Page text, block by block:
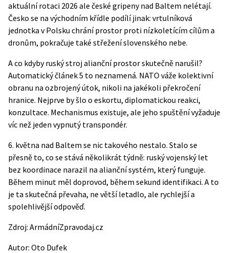
aktuální rotaci 2026 ale české gripeny nad Baltem nelétají.
Česko se na východním křídle podílí jinak: vrtulníková
jednotka v Polsku chrání prostor proti nízkoletícím cílům a
dronům, pokračuje také střežení slovenského nebe.
A co kdyby ruský stroj alianční prostor skutečně narušil?
Automatický článek 5 to neznamená. NATO váže kolektivní
obranu na ozbrojený útok, nikoli na jakékoli překročení
hranice. Nejprve by šlo o eskortu, diplomatickou reakci,
konzultace. Mechanismus existuje, ale jeho spuštění vyžaduje
víc než jeden vypnutý transpondér.
6. května nad Baltem se nic takového nestalo. Stalo se
přesně to, co se stává několikrát týdně: ruský vojenský let
bez koordinace narazil na alianční systém, který funguje.
Během minut měl doprovod, během sekund identifikaci. A to
je ta skutečná převaha, ne větší letadlo, ale rychlejší a
spolehlivější odpověď.
Zdroj: ArmádníZpravodaj.cz
Autor: Oto Dufek